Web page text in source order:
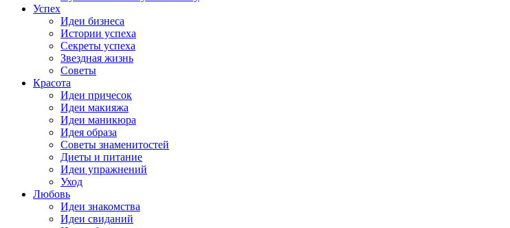
Успех
Идеи бизнеса
Истории успеха
Секреты успеха
Звездная жизнь
Советы
Красота
Идеи причесок
Идеи макияжа
Идеи маникюра
Идея образа
Советы знаменитостей
Диеты и питание
Идеи упражнений
Уход
Любовь
Идеи знакомства
Идеи свиданий